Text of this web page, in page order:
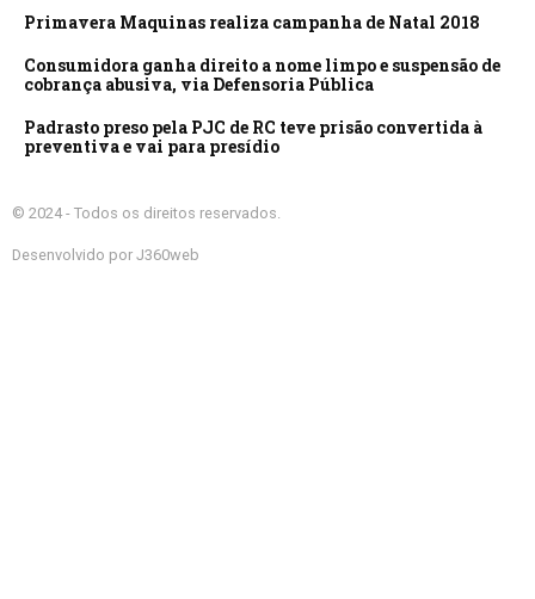
Primavera Maquinas realiza campanha de Natal 2018
Consumidora ganha direito a nome limpo e suspensão de
cobrança abusiva, via Defensoria Pública
Padrasto preso pela PJC de RC teve prisão convertida à
preventiva e vai para presídio
© 2024 - Todos os direitos reservados.
Desenvolvido por J360web